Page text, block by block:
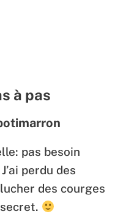
à pas
pas besoin
perdu des
des courges